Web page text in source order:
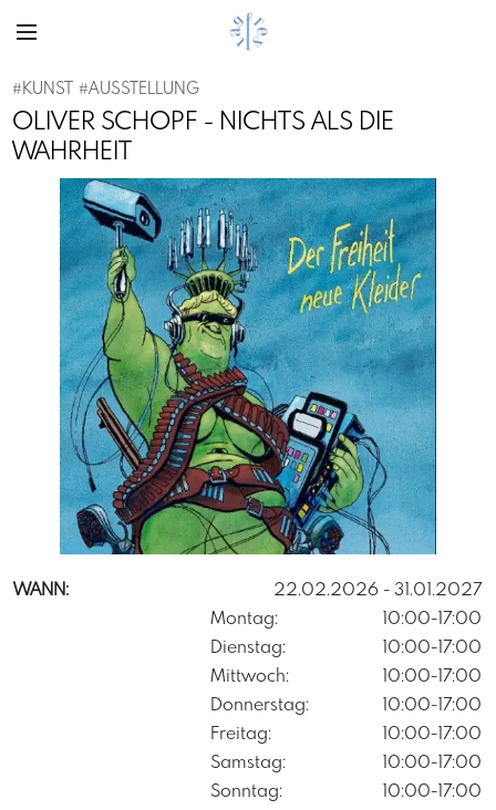
#KUNST #AUSSTELLUNG
OLIVER SCHOPF - NICHTS ALS DIE
WAHRHEIT
Previous Next
WANN: 22.02.2026 - 31.01.2027
Montag:
10:00-17:00
Dienstag:
10:00-17:00
Mittwoch:
10:00-17:00
Donnerstag:
10:00-17:00
Freitag:
10:00-17:00
Samstag:
10:00-17:00
Sonntag:
10:00-17:00